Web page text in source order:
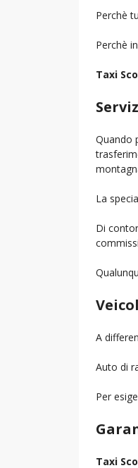
Perchè
Perchè
Taxi
Quando
La
Di
A
Auto di
Per
Taxi